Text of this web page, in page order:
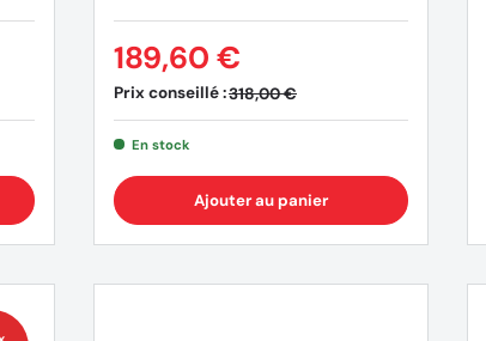
Prix conseillé :318,00 €
189,60 €
En stock
Ajouter au panier